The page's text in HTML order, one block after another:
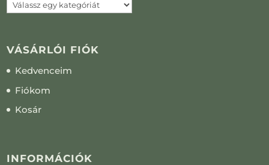
VÁSÁRLÓI FIÓK
Kedvenceim
Fiókom
Kosár
INFORMÁCIÓK